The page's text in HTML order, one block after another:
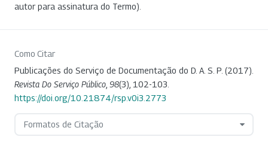
autor para assinatura do Termo).
Como Citar
Publicações do Serviço de Documentação do D. A. S. P. (2017).
Revista Do Serviço Público 98(3), 102-103.
https://doi.org/10.21874/rsp.v0i3.2773
Formatos de Citação